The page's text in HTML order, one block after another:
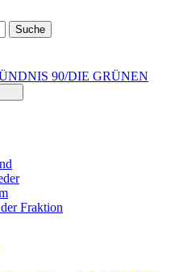
90/DIE GRÜNEN
Fraktion